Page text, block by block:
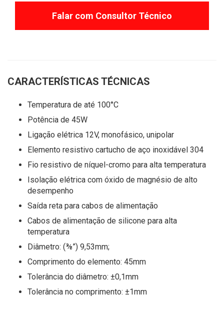
Falar com Consultor Técnico
CARACTERÍSTICAS TÉCNICAS
Temperatura de até 100°C
Potência de 45W
Ligação elétrica 12V, monofásico, unipolar
Elemento resistivo cartucho de aço inoxidável 304
Fio resistivo de níquel-cromo para alta temperatura
Isolação elétrica com óxido de magnésio de alto
desempenho
Saída reta para cabos de alimentação
Cabos de alimentação de silicone para alta
temperatura
Diâmetro: (⅜”) 9,53mm;
Comprimento do elemento: 45mm
Tolerância do diâmetro: ±0,1mm
Tolerância no comprimento: ±1mm